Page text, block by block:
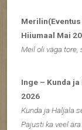
Hiiumaal Mai
Meil oli väga tore,
Inge – Kunda
2026
Kunda ja Haljala
Pajusti ka veel ära